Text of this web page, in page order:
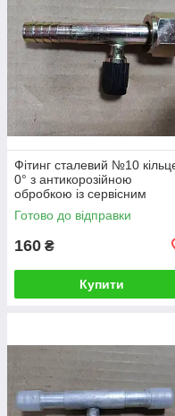
Фітинг сталевий №10
0° з антикорозійною
обробкою із сервісним
клапаном R134
Готово до відправки
160 ₴
Купити